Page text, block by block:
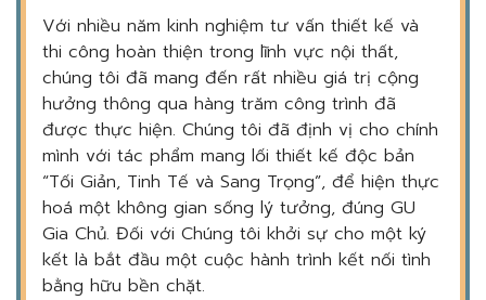
Với nhiều năm kinh nghiệm tư vấn thiết kế và
thi công hoàn thiện trong lĩnh vực nội thất,
chúng tôi đã mang đến rất nhiều giá trị cộng
hưởng thông qua hàng trăm công trình đã
được thực hiện. Chúng tôi đã định vị cho chính
mình với tác phẩm mang lối thiết kế độc bản
“Tối Giản, Tinh Tế và Sang Trọng”, để hiện thực
hoá một không gian sống lý tưởng, đúng GU
Gia Chủ. Đối với Chúng tôi khởi sự cho một ký
kết là bắt đầu một cuộc hành trình kết nối tình
bằng hữu bền chặt.